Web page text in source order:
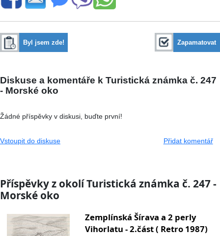
Byl jsem zde! Zapamatovat
Diskuse a komentáře k Turistická známka č. 247
- Morské oko
Žádné příspěvky v diskusi, buďte první!
Vstoupit do diskuse Přidat komentář
Příspěvky z okolí Turistická známka č. 247 -
Morské oko
Zemplínská Šírava a 2 perly
Vihorlatu - 2.část ( Retro 1987)